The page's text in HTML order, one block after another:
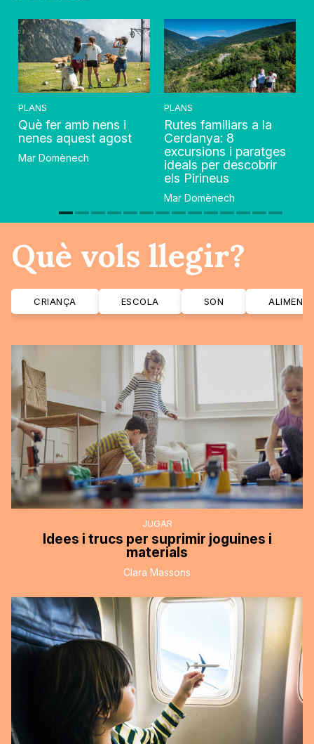
PLANS
Què fer amb nens i
nenes aquest agost
Mar Domènech
PLANS
Rutes familiars a la
Cerdanya: 8
excursions i paratges
ideals per descobrir
els Pirineus
Mar Domènech
Què vols llegir?
CRIANÇA ESCOLA SON
JUGAR
Idees i trucs per suprimir joguines i
materials
Clara Massons